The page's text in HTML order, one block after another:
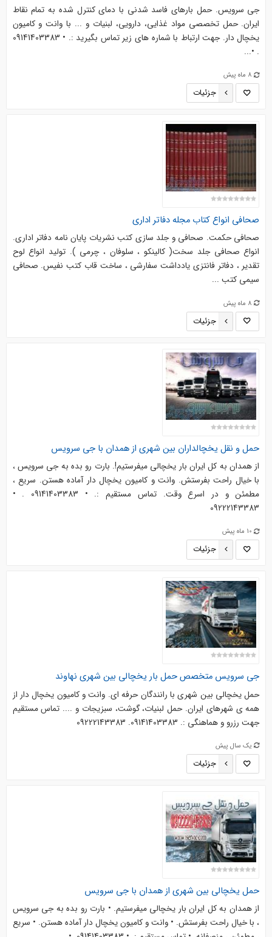
جی سرویس. حمل بارهای فاسد شدنی با دمای کنترل شده به تمام نقاط
ایران. حمل تخصصی مواد غذایی، دارویی، لبنیات و ... با وانت و کامیون
یخچال دار. جهت ارتباط با شماره های زیر تماس بگیرید :. • 09141403383
. •...
8 ماه پیش
جزئیات
صحافی انواع کتاب مجله دفاتر اداری
صحافی حکمت. صحافی و جلد سازی کتب نشریات پایان نامه دفاتر اداری.
انواع صحافی جلد سخت( کالینکو ، سلوفان ، چرمی ). تولید انواع لوح
تقدیر ، دفاتر فانتزی یادداشت سفارشی ، ساخت قاب کتب نفیس. صحافی
سیمی کتب ...
8 ماه پیش
جزئیات
حمل و نقل یخچالداران بین شهری از همدان با جی سرویس
از همدان به کل ایران بار یخچالی میفرستیم!. بارت رو بده به جی سرویس ،
با خیال راحت بفرستش. وانت و کامیون یخچال دار آماده هستن. سریع ،
مطمئن و در اسرع وقت. تماس مستقیم :. • 09141403383 . •
09222143383
10 ماه پیش
جزئیات
جی سرویس متخصص حمل بار یخچالی بین شهری نهاوند
حمل یخچالی بین شهری با رانندگان حرفه ای. وانت و کامیون یخچال دار از
همه ی شهرهای ایران. حمل لبنیات، گوشت، سبزیجات و .... تماس مستقیم
جهت رزرو و هماهنگی :. 09141403383. 09222143383
یک سال پیش
جزئیات
حمل یخچالی بین شهری از همدان با جی سرویس
از همدان به کل ایران بار یخچالی میفرستیم. • بارت رو بده به جی سرویس
، با خیال راحت بفرستش. • وانت و کامیون یخچال دار آماده هستن. • سریع